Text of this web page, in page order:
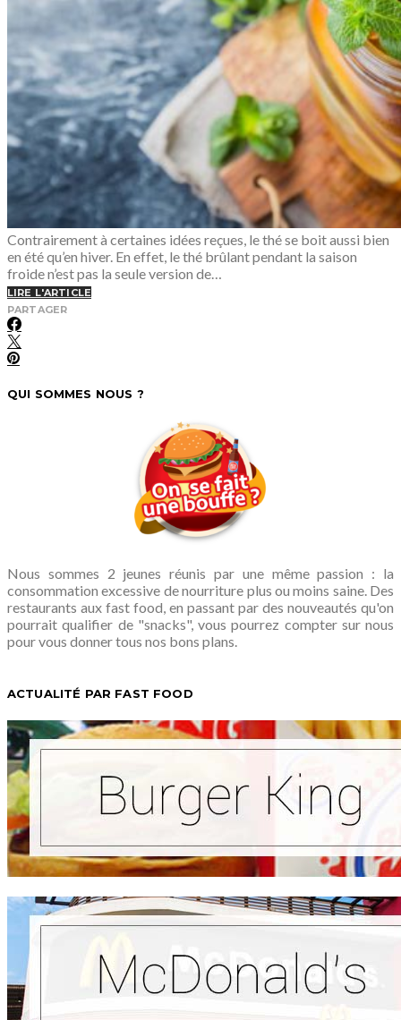
Contrairement à certaines idées reçues, le thé se boit aussi bien
en été qu’en hiver. En effet, le thé brûlant pendant la saison
froide n’est pas la seule version de…
LIRE L'ARTICLE
PARTAGER
QUI SOMMES NOUS ?
Nous sommes 2 jeunes réunis par une même passion : la
consommation excessive de nourriture plus ou moins saine. Des
restaurants aux fast food, en passant par des nouveautés qu'on
pourrait qualifier de "snacks", vous pourrez compter sur nous
pour vous donner tous nos bons plans.
ACTUALITÉ PAR FAST FOOD